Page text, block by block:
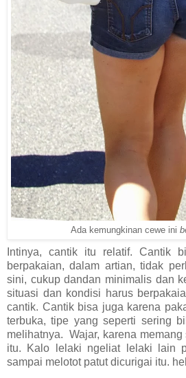
Ada kemungkinan cewe ini
Intinya, cantik itu relatif. Cantik
berpakaian, dalam artian, tidak
sini, cukup dandan minimalis dan
situasi dan kondisi harus
cantik. Cantik bisa juga karena
terbuka, tipe yang seperti sering
melihatnya. Wajar, karena
itu. Kalo lelaki ngeliat lelaki lain
sampai melotot patut dicurigai itu.